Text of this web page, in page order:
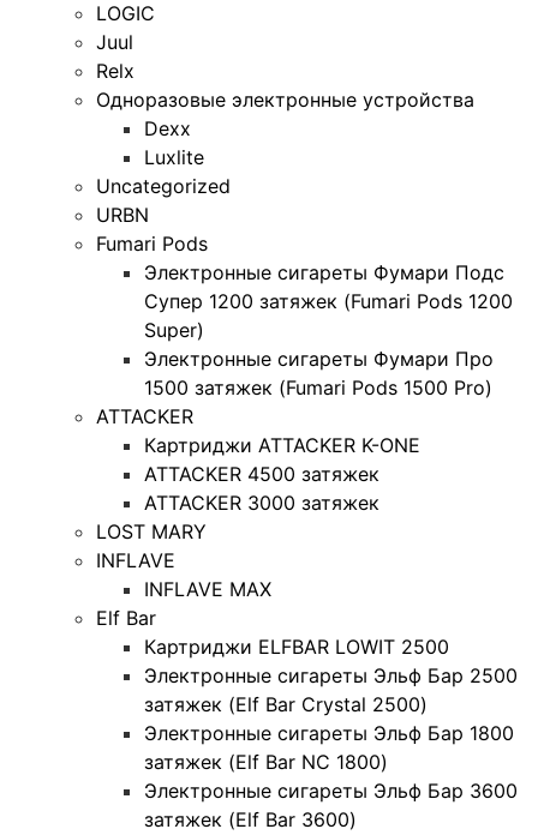
LOGIC
Juul
Relx
Одноразовые электронные устройства
Dexx
Luxlite
Uncategorized
URBN
Fumari Pods
Электронные сигареты Фумари Подс
Супер 1200 затяжек (Fumari Pods 1200
Super)
Электронные сигареты Фумари Про
1500 затяжек (Fumari Pods 1500 Pro)
ATTACKER
Картриджи ATTACKER K-ONE
ATTACKER 4500 затяжек
ATTACKER 3000 затяжек
LOST MARY
INFLAVE
INFLAVE MAX
Elf Bar
Картриджи ELFBAR LOWIT 2500
Электронные сигареты Эльф Бар 2500
затяжек (Elf Bar Crystal 2500)
Электронные сигареты Эльф Бар 1800
затяжек (Elf Bar NC 1800)
Электронные сигареты Эльф Бар 3600
затяжек (Elf Bar 3600)